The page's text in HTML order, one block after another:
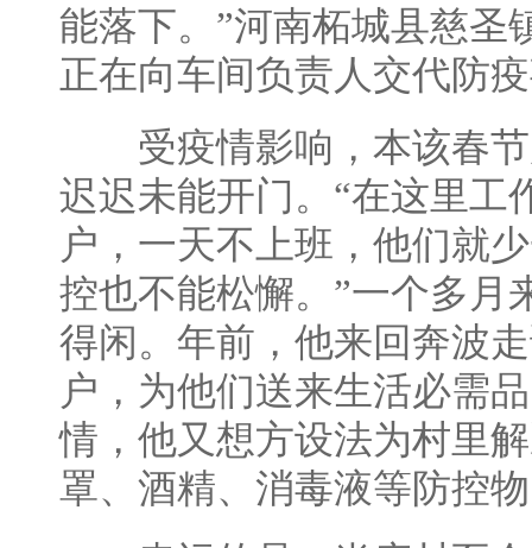
能落下。”河南柘城县慈圣
正在向车间负责人交代防
受疫情影响，本该春节
迟迟未能开门。“在这里工
户，一天不上班，他们就
控也不能松懈。”一个多月
得闲。年前，他来回奔波
户，为他们送来生活必需
情，他又想方设法为村里
罩、酒精、消毒液等防控